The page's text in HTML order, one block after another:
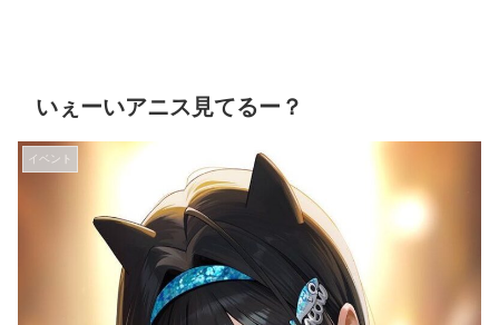
いぇーいアニス見てるー？
イベント